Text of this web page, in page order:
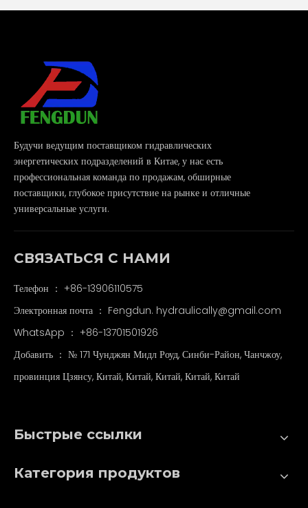
Будучи ведущим поставщиком гидравлических
энергетических подразделений в Китае, у нас есть
профессиональная команда по продажам, обширные
поставщики, глубокое присутствие на рынке и отличные
универсальные услуги.
СВЯЗАТЬСЯ С НАМИ
Телефон ： +86-13906110575
Электронная почта ： Fengdun. hydraulically@gmail.com
WhatsApp ： +86-13701501926
Добавить ： № 171 Чунджян Мидл Роуд, Синби-Район, Чанчжоу,
провинция Цзянсу, Китай, Китай, Китай, Китай, Китай
Быстрые ссылки
Категория продуктов